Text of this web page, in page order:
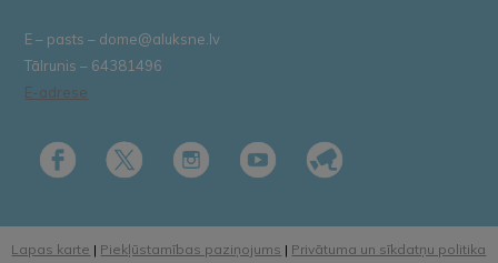
E – pasts – dome@aluksne.lv
Tālrunis – 64381496
E-adrese
Lapas karte | Piekļūstamības paziņojums | Privātuma un sīkdatņu politika